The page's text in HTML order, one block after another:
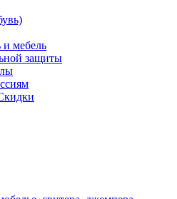
и мебель
защиты